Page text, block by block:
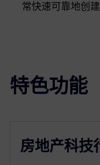
常快速可靠地创建
特色功能
房地产科技